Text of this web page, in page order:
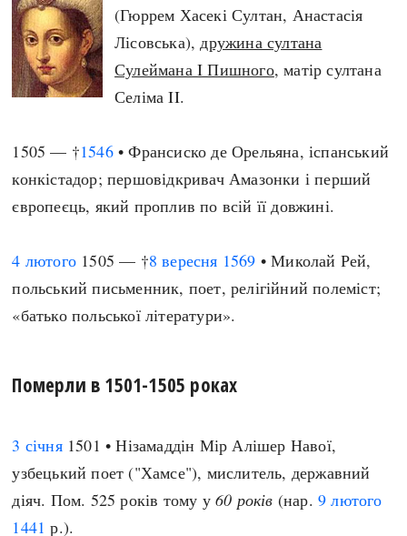
(Гюррем Хасекі Султан, Анастасія
Лісовська),дружина султана
Сулеймана I Пишного, матір султана
Селіма II.
1505 — †1546• Франсиско де Орельяна, іспанський
конкістадор; першовідкривач Амазонки і перший
європеєць, який проплив по всій її довжині.
4 лютого 1505 — †8 вересня 1569 • Миколай Рей,
польський письменник, поет, релігійний полеміст;
«батько польської літератури».
Померли в 1501-1505 роках
3 січня1501 • Нізамаддін Мір Алішер Навої,
узбецький поет ("Хамсе"), мислитель, державний
діяч. Пом. 525 років тому у60 років (нар.9 лютого
1441 р.).